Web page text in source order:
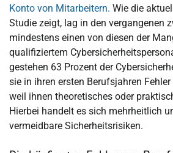
Konto von Mitarbeitern. Wie die
Studie zeigt, lag in den vergangenen
mindestens einen von diesen der
qualifiziertem
gestehen 63 Prozent der
sie in ihren ersten Berufsjahren
weil ihnen theoretisches oder
Hierbei handelt es sich mehrheitlich
vermeidbare Sicherheitsrisiken.